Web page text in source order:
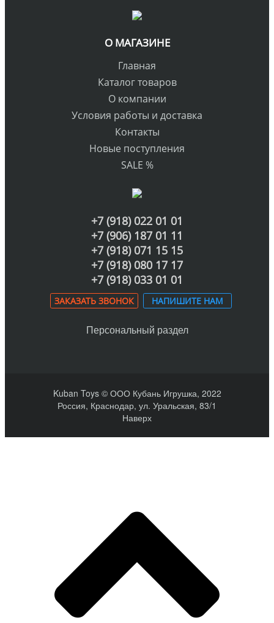
О МАГАЗИНЕ
Главная
Каталог товаров
О компании
Условия работы и доставка
Контакты
Новые поступления
SALE %
+7 (918) 022 01 01
+7 (906) 187 01 11
+7 (918) 071 15 15
+7 (918) 080 17 17
+7 (918) 033 01 01
ЗАКАЗАТЬ ЗВОНОК НАПИШИТЕ НАМ
Персональный раздел
Kuban Toys © ООО Кубань Игрушка, 2022
Россия, Краснодар, ул. Уральская, 83/1
Наверх